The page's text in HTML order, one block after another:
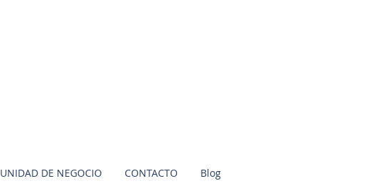
UNIDAD DE NEGOCIO CONTACTO Blog